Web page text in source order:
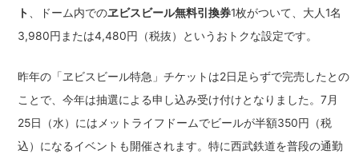
ト、ドーム内でのヱビスビール無料引換券1枚がついて、大人1名
3,980円または4,480円（税抜）というおトクな設定です。
昨年の「ヱビスビール特急」チケットは2日足らずで完売したとの
ことで、今年は抽選による申し込み受け付けとなりました。7月
25日（水）にはメットライフドームでビールが半額350円（税
込）になるイベントも開催されます。特に西武鉄道を普段の通勤